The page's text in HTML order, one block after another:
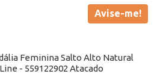
Avise-me!
Feminina Salto Alto Natural
- 559122902 Atacado